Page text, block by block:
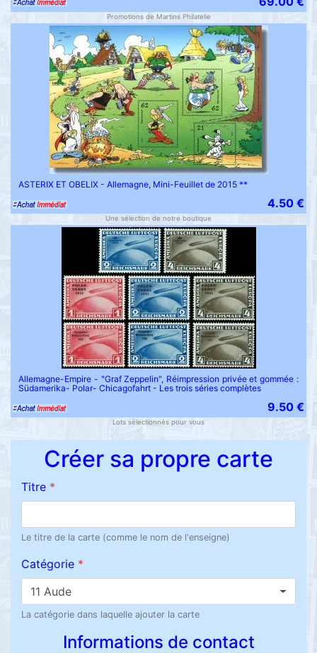
Promotions de Martins Philatelie
ASTERIX ET OBELIX - Allemagne, Mini-Feuillet de 2015 **
4.50 €
Une sélection de notre boutique
Allemagne-Empire - "Graf Zeppelin", Réimpression privée et gommée :
Südamerika- Polar- Chicagofahrt - Les trois séries complètes
9.50 €
Lots sélectionnés pour vous
Créer sa propre carte
Titre *
Le titre de la carte (comme le nom de l'enseigne)
Catégorie *
11 Aude
La catégorie dans laquelle ajouter la carte
Informations de contact